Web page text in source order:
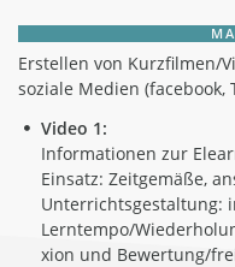
Erstellen von Kurzfilmen/
soziale Medien (facebook,
Video 1:
Informationen zur
Einsatz: Zeitgemäße,
Unterrichtsgestaltung:
Lerntempo/
xion und Bewertung/